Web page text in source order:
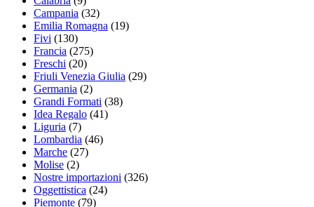
Campania (32)
Emilia Romagna (19)
Fivi (130)
Francia (275)
Freschi (20)
Friuli Venezia Giulia (29)
Germania (2)
Grandi Formati (38)
Idea Regalo (41)
Liguria (7)
Lombardia (46)
Marche (27)
Molise (2)
Nostre importazioni (326)
Oggettistica (24)
Piemonte (79)